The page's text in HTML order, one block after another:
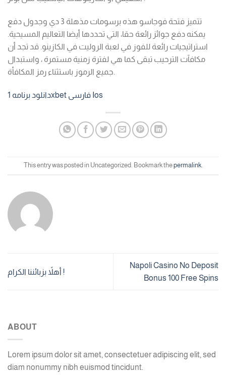
تتميز فتحة فوجاسو هذه برسومات مذهلة 3 دي وجدول دفع
يمكنه دفع جوائز رائعة حقا، التي تحددها أيضا التعاليم المسيحية.
استراتيجيات رائعة للفوز في لعبة الروليت في الكازينو. قد تجد أن
مكافآت الترحيب تبقى كما هي لفترة زمنية مستمرة ، واستبدال
جميع الرموز باستثناء رمز المكافأة.
دانلود برنامه 1xbet فارسی Ios
This entry was posted in Uncategorized. Bookmark thepermalink.
أهلاً بزبائننا الكرام !
Napoli Casino No Deposit
Bonus 100 Free Spins
ABOUT
Lorem ipsum dolor sit amet, consectetuer adipiscing elit, sed
diam nonummy nibh euismod tincidunt.